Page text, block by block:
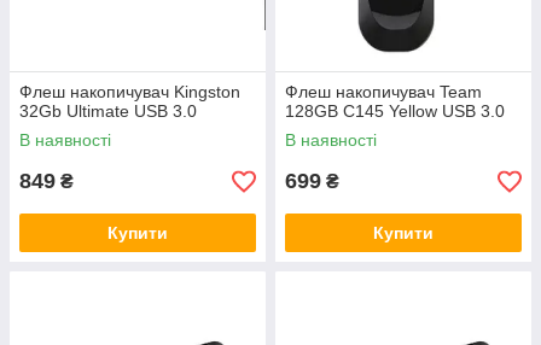
Флеш накопичувач Kingston
32Gb Ultimate USB 3.0
В наявності
849 ₴
Купити
Флеш накопичувач Team
128GB C145 Yellow USB 3.0
В наявності
699 ₴
Купити